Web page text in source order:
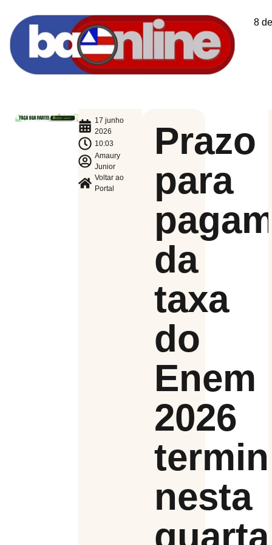
8
17 junho
2026
10:03
Amaury
Junior
Voltar ao
Portal
Prazo
para
da
taxa
do
Enem
2026
nesta
quarta